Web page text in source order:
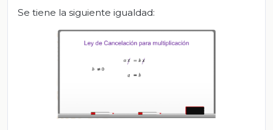
Se tiene la siguiente igualdad: